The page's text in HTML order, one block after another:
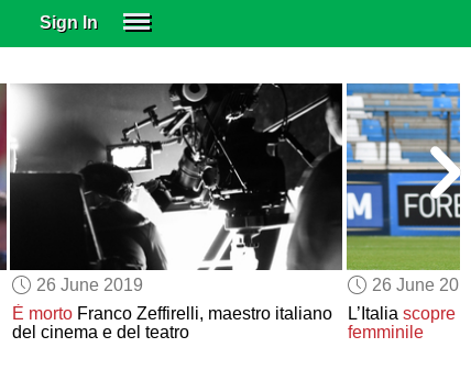
Sign In
SUBSCRIBE
EDUCATIONAL LICENSES
GIFT CARDS
OTHER LANGUAGES
ABOUT US
ALEXA
ADJUST COLORS
26 June 2019
È mortoFranco Zeffirelli, maestro italiano
del cinema e del teatro
26 June
L’Italiascopre
femminile